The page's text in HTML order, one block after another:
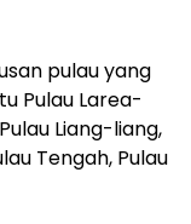
pulau yang
Pulau Larea-
Liang-liang,
Tengah, Pulau